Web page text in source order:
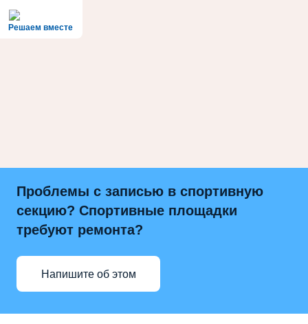
Решаем вместе
Проблемы с записью в спортивную
секцию? Спортивные площадки
требуют ремонта?
Напишите об этом